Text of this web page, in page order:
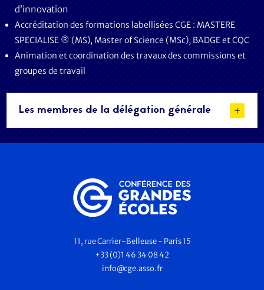
d’innovation
Accréditation des formations labellisées CGE : MASTERE
SPECIALISE ® (MS), Master of Science (MSc), BADGE et CQC
Animation et coordination des travaux des commissions et
groupes de travail
Les membres de la délégation générale
11, rue Carrier-Belleuse - Paris 15
+33 (0)1 46 34 08 42
info@cge.asso.fr